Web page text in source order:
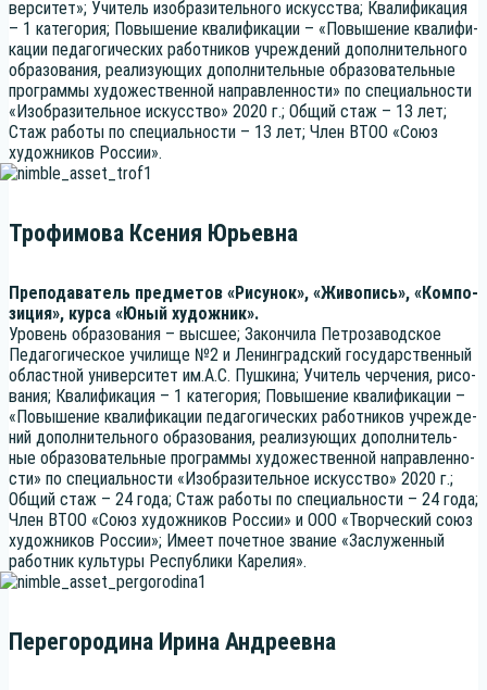
вер­си­тет»; Учи­тель изоб­ра­зи­тель­но­го искус­ства; Ква­ли­фи­ка­ция
– 1 кате­го­рия; Повы­ше­ние ква­ли­фи­ка­ции – «Повы­ше­ние ква­ли­фи­
ка­ции педа­го­ги­че­ских работ­ни­ков учре­жде­ний допол­ни­тель­но­го
обра­зо­ва­ния, реа­ли­зу­ю­щих допол­ни­тель­ные обра­зо­ва­тель­ные
про­грам­мы худо­же­ствен­ной направ­лен­но­сти» по спе­ци­аль­но­сти
«Изоб­ра­зи­тель­ное искус­ство» 2020 г.; Общий стаж – 13 лет;
Стаж рабо­ты по спе­ци­аль­но­сти – 13 лет; Член ВТОО «Союз
худож­ни­ков России».
Трофимова Ксения Юрьевна
Пре­по­да­ва­тель пред­ме­тов «Рису­нок», «Живо­пись», «Ком­по­
зи­ция», кур­са «Юный художник».
Уро­вень обра­зо­ва­ния – выс­шее; Закон­чи­ла Пет­ро­за­вод­ское
Педа­го­ги­че­ское учи­ли­ще №2 и Ленин­град­ский госу­дар­ствен­ный
област­ной уни­вер­си­тет им.А.С. Пуш­ки­на; Учи­тель чер­че­ния, рисо­
ва­ния; Ква­ли­фи­ка­ция – 1 кате­го­рия; Повы­ше­ние ква­ли­фи­ка­ции –
«Повы­ше­ние ква­ли­фи­ка­ции педа­го­ги­че­ских работ­ни­ков учре­жде­
ний допол­ни­тель­но­го обра­зо­ва­ния, реа­ли­зу­ю­щих допол­ни­тель­
ные обра­зо­ва­тель­ные про­грам­мы худо­же­ствен­ной направ­лен­но­
сти» по спе­ци­аль­но­сти «Изоб­ра­зи­тель­ное искус­ство» 2020 г.;
Общий стаж – 24 года; Стаж рабо­ты по спе­ци­аль­но­сти – 24 года;
Член ВТОО «Союз худож­ни­ков Рос­сии» и ООО «Твор­че­ский союз
худож­ни­ков Рос­сии»; Име­ет почет­ное зва­ние «Заслу­жен­ный
работ­ник куль­ту­ры Рес­пуб­ли­ки Карелия».
Перегородина Ирина Андреевна